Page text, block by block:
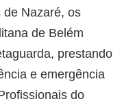
de Nazaré, os
de Belém
prestando
e emergência
do